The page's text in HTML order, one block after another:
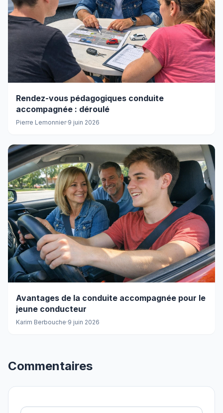
Rendez-vous pédagogiques conduite
accompagnée : déroulé
Pierre Lemonnier·9 juin 2026
Avantages de la conduite accompagnée pour le
jeune conducteur
Karim Berbouche·9 juin 2026
Commentaires